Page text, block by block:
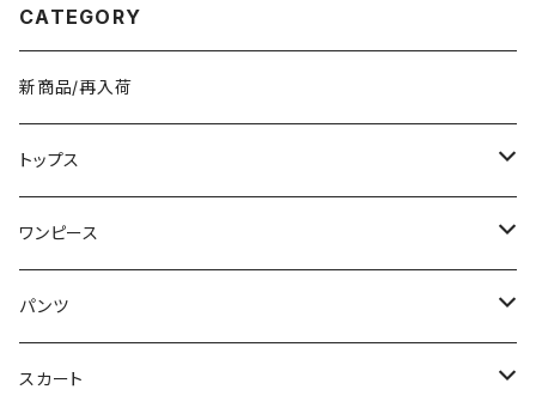
CATEGORY
新商品/再入荷
トップス
Tシャツ/カットソー
タンクトップ/キャミソール
シャツ/ブラウス
ワンピース
ミニ/ショート
ミディアム/ミモレ
パンツ
ショート丈
スカート